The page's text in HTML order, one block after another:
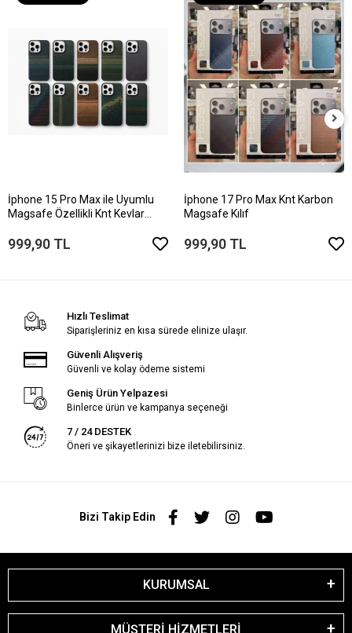
İphone 15 Pro Max ile Uyumlu
Magsafe Özellikli Knt Kevlar
999,90 TL
İphone 17 Pro Max Knt Karbon
Magsafe Kılıf
999,90 TL
Hızlı Teslimat
Siparişleriniz en kısa sürede elinize ulaşır.
Güvenli Alışveriş
Güvenli ve kolay ödeme sistemi
Geniş Ürün Yelpazesi
Binlerce ürün ve kampanya seçeneği
7 / 24 DESTEK
Öneri ve şikayetlerinizi bize iletebilirsiniz.
Bizi Takip Edin
KURUMSAL
MÜŞTERİ HİZMETLERİ